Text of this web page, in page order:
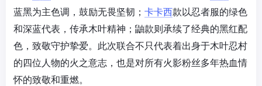
蓝黑为主色调，鼓励无畏坚韧； 卡卡西款以忍者服的绿色
和深蓝代表，传承木叶精神；鼬款则承续了经典的黑红配
色，致敬守护挚爱。此次联合不只代表着出身于木叶忍村
的四位人物的火之意志，也是对所有火影粉丝多年热血情
怀的致敬和重燃。